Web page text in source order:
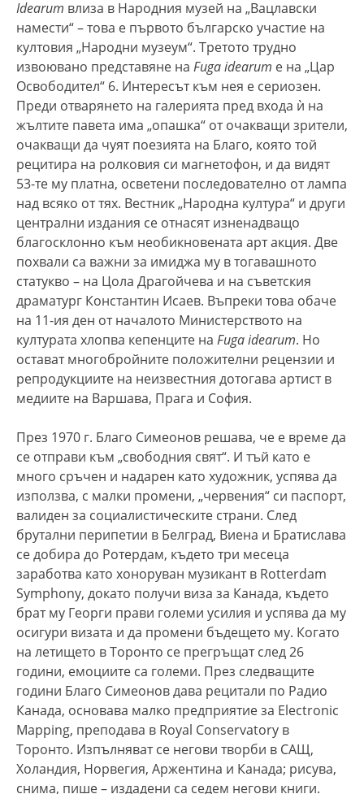
Idearum влиза в Народния музей на „Вацлавски
намести“ – това е първото българско участие на
култовия „Народни музеум“. Третото трудно
извоювано представяне на Fuga idearum е на „Цар
Освободител“ 6. Интересът към нея е сериозен.
Преди отварянето на галерията пред входа ѝ на
жълтите павета има „опашка“ от очакващи зрители,
очакващи да чуят поезията на Благо, която той
рецитира на ролковия си магнетофон, и да видят
53-те му платна, осветени последователно от лампа
над всяко от тях. Вестник „Народна култура“ и други
централни издания се отнасят изненадващо
благосклонно към необикновената арт акция. Две
похвали са важни за имиджа му в тогавашното
статукво – на Цола Драгойчева и на съветския
драматург Константин Исаев. Въпреки това обаче
на 11-ия ден от началото Министерството на
културата хлопва кепенците на Fuga idearum. Но
остават многобройните положителни рецензии и
репродукциите на неизвестния дотогава артист в
медиите на Варшава, Прага и София.
През 1970 г. Благо Симеонов решава, че е време да
се отправи към „свободния свят“. И тъй като е
много сръчен и надарен като художник, успява да
използва, с малки промени, „червения“ си паспорт,
валиден за социалистическите страни. След
брутални перипетии в Белград, Виена и Братислава
се добира до Ротердам, където три месеца
заработва като хоноруван музикант в Rotterdam
Symphony, докато получи виза за Канада, където
брат му Георги прави големи усилия и успява да му
осигури визата и да промени бъдещето му. Когато
на летището в Торонто се прегръщат след 26
години, емоциите са големи. През следващите
години Благо Симеонов дава рецитали по Радио
Канада, основава малко предприятие за Electronic
Mapping, преподава в Royal Conservatory в
Торонто. Изпълняват се негови творби в САЩ,
Холандия, Норвегия, Аржентина и Канада; рисува,
снима, пише – издадени са седем негови книги.